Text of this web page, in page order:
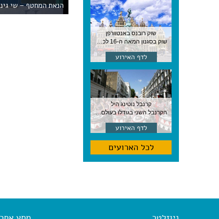
שוק רובנס באנטוורפן
שוק בסגנון המאה ה-16 לכבודו של הצייר המפורסם, בן העיר, נערך ב-15 באוגוסט באנטוורפן
לדף האירוע
קרנבל נוטינג היל
הקרנבל השני בגודלו בעולם, עם מוזיקה, תהלוכות ותחפושות. לונדון
לדף האירוע
לכל הארועים
הנאת המחטף – שי